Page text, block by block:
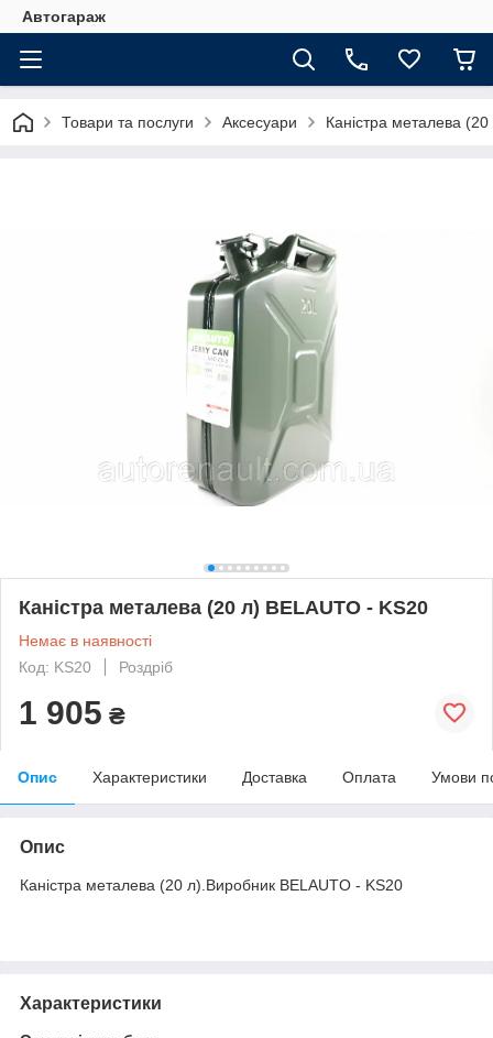
Автогараж
Товари та послуги Аксесуари Каністра металева
Каністра металева (20 л) BELAUTO - KS20
Немає в наявності
Код: KS20
Роздріб
1 905 ₴
Опис Характеристики Доставка Оплата Умови
Опис
Каністра металева (20 л).Виробник BELAUTO - KS20
Характеристики